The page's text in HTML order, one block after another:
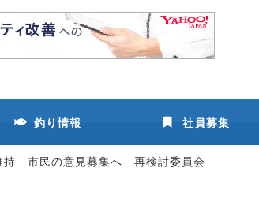
釣り情報 社員募集
持 市民の意見募集へ 再検討委員会